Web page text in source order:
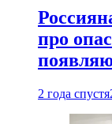
про
2 года спустя